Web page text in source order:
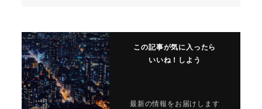
この記事が気に入ったら
いいね！しよう
最新の情報をお届けします